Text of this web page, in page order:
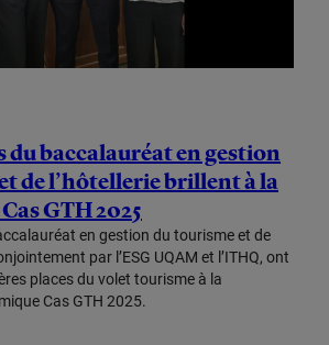
du baccalauréat en gestion
de l’hôtellerie brillent à la
GTH 2025
en gestion du tourisme et de
par l’ESG UQAM et l’ITHQ, ont
places du volet tourisme à la
Cas GTH 2025.